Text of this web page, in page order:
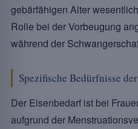
gebärfähigen Alter
Rolle bei der Vorbeugung
während der
Spezifische Bedürfnisse
Der Eisenbedarf ist bei
aufgrund der